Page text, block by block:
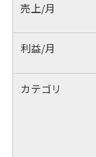
売上/月
利益/月
カテゴリ